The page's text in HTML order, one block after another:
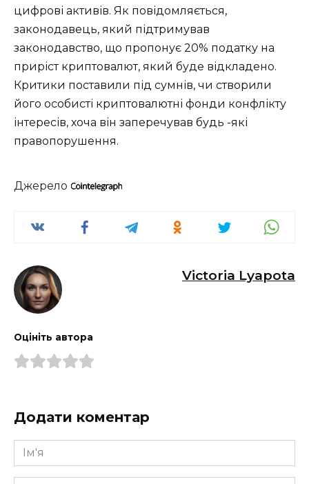
цифрові активів. Як повідомляється,
законодавець, який підтримував
законодавство, що пропонує 20% податку на
приріст криптовалют, який буде відкладено.
Критики поставили під сумнів, чи створили
його особисті криптовалютні фонди конфлікту
інтересів, хоча він заперечував будь -які
правопорушення.
Джерело
Victoria Lyapota
Оцініть автора
Додати коментар
Ім'я
*